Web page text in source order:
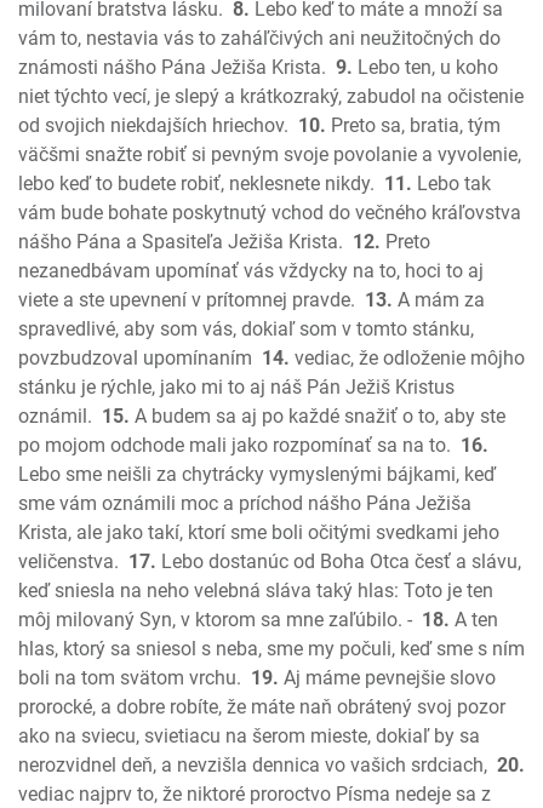
Jeremiáš
Plač Jeremiášov
Ezechiel
Daniel
Ozeáš
Joel
Amos
Obadiáš
Jonáš
Micheáš
Nahum
Abakuk
Sofoniáš
Aggeus
Zachariáš
Malachiáš
Nový zákon
Ev. Matúša
Ev. Marka
Ev. Lukáša
Ev. Jána
Skutky apoštolov
List Rimanom
1. List Korintským
2. List Korintským
milovaní bratstva lásku. 8. Lebo keď to máte a množí sa
vám to, nestavia vás to zaháľčivých ani neužitočných do
známosti nášho Pána Ježiša Krista. 9. Lebo ten, u koho
niet týchto vecí, je slepý a krátkozraký, zabudol na očistenie
od svojich niekdajších hriechov. 10. Preto sa, bratia, tým
väčšmi snažte robiť si pevným svoje povolanie a vyvolenie,
lebo keď to budete robiť, neklesnete nikdy. 11. Lebo tak
vám bude bohate poskytnutý vchod do večného kráľovstva
nášho Pána a Spasiteľa Ježiša Krista. 12. Preto
nezanedbávam upomínať vás vždycky na to, hoci to aj
viete a ste upevnení v prítomnej pravde. 13. A mám za
spravedlivé, aby som vás, dokiaľ som v tomto stánku,
povzbudzoval upomínaním 14. vediac, že odloženie môjho
stánku je rýchle, jako mi to aj náš Pán Ježiš Kristus
oznámil. 15. A budem sa aj po každé snažiť o to, aby ste
po mojom odchode mali jako rozpomínať sa na to. 16.
Lebo sme neišli za chytrácky vymyslenými bájkami, keď
sme vám oznámili moc a príchod nášho Pána Ježiša
Krista, ale jako takí, ktorí sme boli očitými svedkami jeho
veličenstva. 17. Lebo dostanúc od Boha Otca česť a slávu,
keď sniesla na neho velebná sláva taký hlas: Toto je ten
môj milovaný Syn, v ktorom sa mne zaľúbilo. - 18. A ten
hlas, ktorý sa sniesol s neba, sme my počuli, keď sme s ním
boli na tom svätom vrchu. 19. Aj máme pevnejšie slovo
prorocké, a dobre robíte, že máte naň obrátený svoj pozor
ako na sviecu, svietiacu na šerom mieste, dokiaľ by sa
nerozvidnel deň, a nevzišla dennica vo vašich srdciach, 20.
vediac najprv to, že niktoré proroctvo Písma nedeje sa z